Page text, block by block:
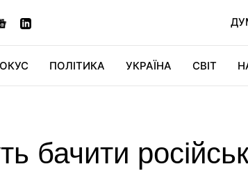
ПОЛІТИКА УКРАЇНА СВІТ
бачити